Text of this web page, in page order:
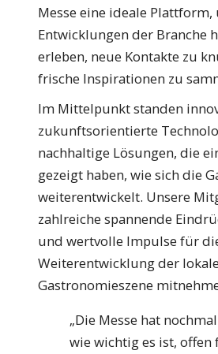
Messe eine ideale
Entwicklungen der Branche
erleben, neue Kontakte zu
frische Inspirationen zu
Im Mittelpunkt standen
zukunftsorientierte
nachhaltige Lösungen, die
gezeigt haben, wie sich die
weiterentwickelt. Unsere
zahlreiche spannende
und wertvolle Impulse für
Weiterentwicklung der
Gastronomieszene
„Die Messe hat
wie wichtig es ist, offen